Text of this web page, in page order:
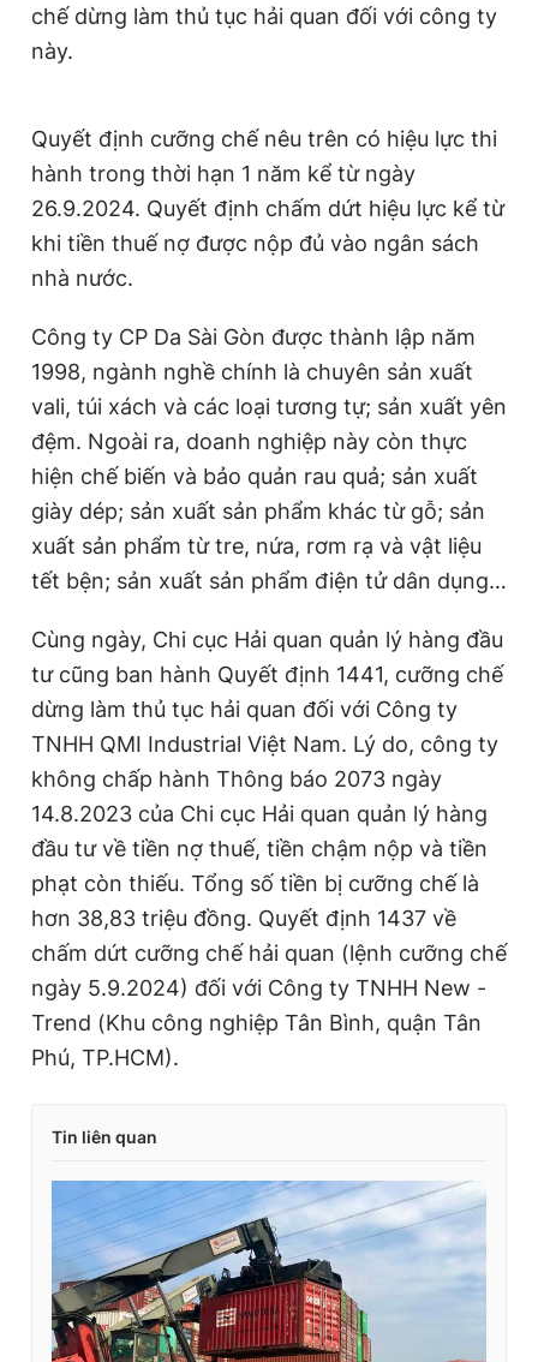
chế dừng làm thủ tục hải quan đối với công ty
này.
Quyết định cưỡng chế nêu trên có hiệu lực thi
hành trong thời hạn 1 năm kể từ ngày
26.9.2024. Quyết định chấm dứt hiệu lực kể từ
khi tiền thuế nợ được nộp đủ vào ngân sách
nhà nước.
Công ty CP Da Sài Gòn được thành lập năm
1998, ngành nghề chính là chuyên sản xuất
vali, túi xách và các loại tương tự; sản xuất yên
đệm. Ngoài ra, doanh nghiệp này còn thực
hiện chế biến và bảo quản rau quả; sản xuất
giày dép; sản xuất sản phẩm khác từ gỗ; sản
xuất sản phẩm từ tre, nứa, rơm rạ và vật liệu
tết bện; sản xuất sản phẩm điện tử dân dụng…
Cùng ngày, Chi cục Hải quan quản lý hàng đầu
tư cũng ban hành Quyết định 1441, cưỡng chế
dừng làm thủ tục hải quan đối với Công ty
TNHH QMI Industrial Việt Nam. Lý do, công ty
không chấp hành Thông báo 2073 ngày
14.8.2023 của Chi cục Hải quan quản lý hàng
đầu tư về tiền nợ thuế, tiền chậm nộp và tiền
phạt còn thiếu. Tổng số tiền bị cưỡng chế là
hơn 38,83 triệu đồng. Quyết định 1437 về
chấm dứt cưỡng chế hải quan (lệnh cưỡng chế
ngày 5.9.2024) đối với Công ty TNHH New -
Trend (Khu công nghiệp Tân Bình, quận Tân
Phú, TP.HCM).
Tin liên quan